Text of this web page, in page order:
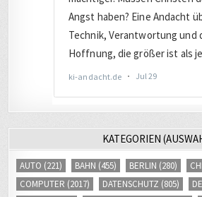
(455) BERLIN(280)
COMPUTER(2017) DATENSCHUTZ(805)
DIGITAL(3418) DIGITALE SICHERHEIT(845)
EVANGELISCH(244) FACEBOOK(245)